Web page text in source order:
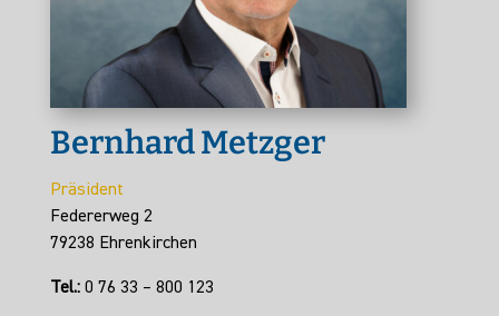
Bernhard Metzger
Präsident
Federerweg 2
79238 Ehrenkirchen
Tel.:0 76 33 – 800 123